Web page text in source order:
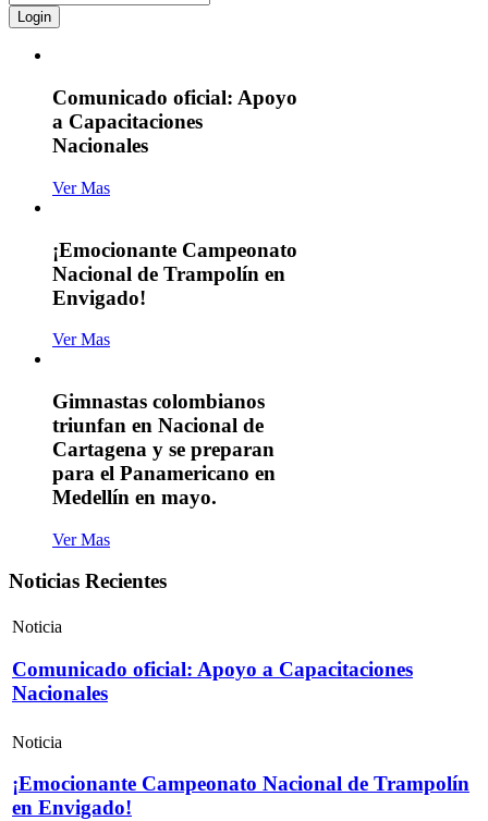
Login
Comunicado oficial: Apoyo
a Capacitaciones
Nacionales
Ver Mas
¡Emocionante Campeonato
Nacional de Trampolín en
Envigado!
Ver Mas
Gimnastas colombianos
triunfan en Nacional de
Cartagena y se preparan
para el Panamericano en
Medellín en mayo.
Ver Mas
Noticias Recientes
Noticia
Comunicado oficial: Apoyo a Capacitaciones
Nacionales
Noticia
¡Emocionante Campeonato Nacional de Trampolín
en Envigado!